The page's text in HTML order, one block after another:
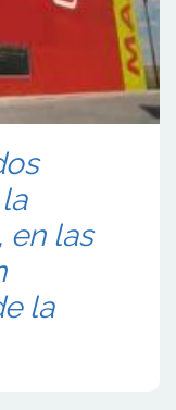
en las
la